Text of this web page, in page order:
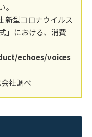
新型コロナウイルス
」における、消費
echoes/voices
社調べ